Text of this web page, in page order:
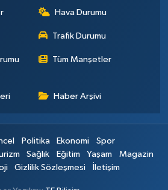
Hava Durumu
Trafik Durumu
Tüm Manşetler
Haber Arşivi
Politika Ekonomi
Spor
Sağlık Eğitim Yaşam
Magazin
Gizlilik Sözleşmesi İletişim